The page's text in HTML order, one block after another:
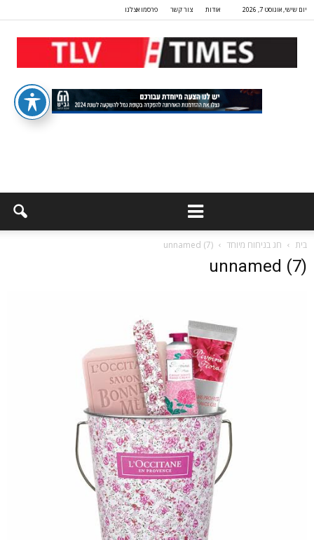
יום שישי, אוגוסט 7, 2026 אודות צור קשר פרסמו אצלנו
בית חג בניחוח מיוחד unnamed (7)
unnamed (7)